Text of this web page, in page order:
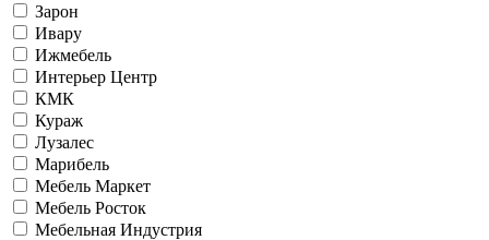
Зарон
Ивару
Ижмебель
Интерьер Центр
КМК
Кураж
Лузалес
Марибель
Мебель Маркет
Мебель Росток
Мебельная Индустрия